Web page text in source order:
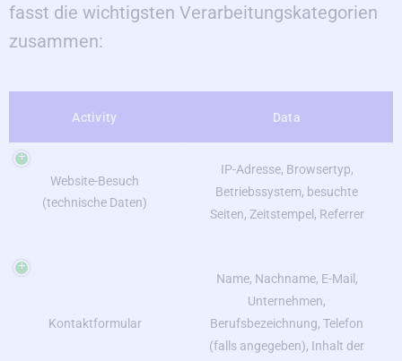
fasst die wichtigsten Verarbeitungskategorien
zusammen:
Activity Data
Website-Besuch
(technische Daten)
IP-Adresse, Browsertyp,
Betriebssystem, besuchte
Seiten, Zeitstempel, Referrer
Kontaktformular
Name, Nachname, E-Mail,
Unternehmen,
Berufsbezeichnung, Telefon
(falls angegeben), Inhalt der